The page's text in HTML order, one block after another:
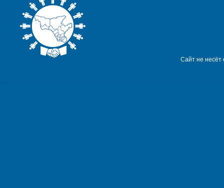
Сайт не несёт